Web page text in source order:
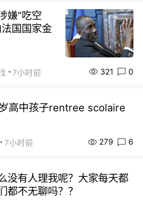
嫌“吃空
国国家金
7小时前 321 0
高中孩子rentree scolaire
7小时前 279 6
没有人理我呢？大家每天都
都不无聊吗？？